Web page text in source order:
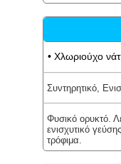
• Χλωριούχο
Συντηρητικό,
Φυσικό ορυκτό.
ενισχυτικό
τρόφιμα.